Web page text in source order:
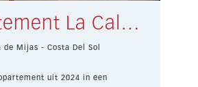
Appartement La Cala de Mijas € 515.000,-
de Mijas - Costa Del Sol
uit 2024 in een